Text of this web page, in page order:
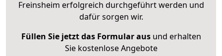
Freinsheim erfolgreich durchgeführt werden und
dafür sorgen wir.
Füllen Sie jetzt das Formular ausund erhalten
Sie kostenlose Angebote